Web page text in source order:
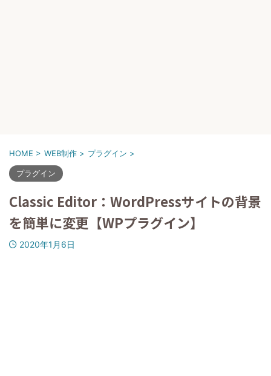
HOME > WEB制作 > プラグイン >
プラグイン
Classic Editor：WordPressサイトの背景
を簡単に変更【WPプラグイン】
2020年1月6日